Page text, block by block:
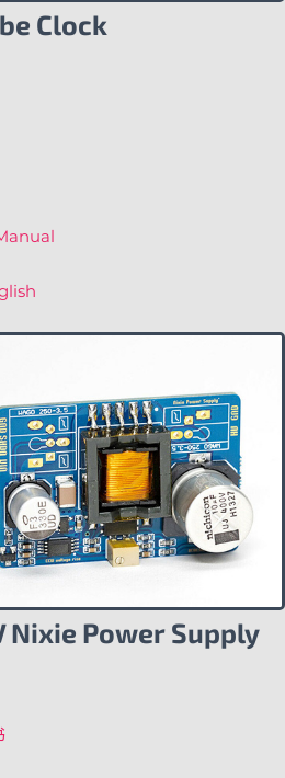
Clock
Nixie Power Supply